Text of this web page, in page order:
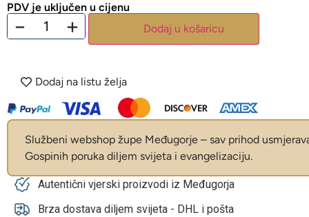
PDV je uključen u cijenu
− + Dodaj u košaricu
Dodaj na listu želja
Službeni webshop župe Međugorje – sav prihod
Gospinih poruka diljem svijeta i evangelizaciju.
Autentični vjerski proizvodi iz Međugorja
Brza dostava diljem svijeta - DHL i pošta